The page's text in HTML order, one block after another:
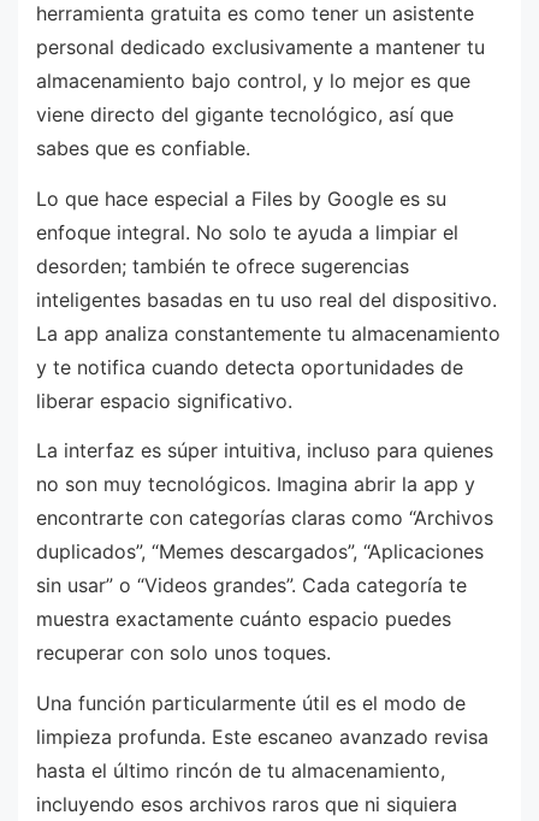
herramienta gratuita es como tener un asistente
personal dedicado exclusivamente a mantener tu
almacenamiento bajo control, y lo mejor es que
viene directo del gigante tecnológico, así que
sabes que es confiable.
Lo que hace especial a Files by Google es su
enfoque integral. No solo te ayuda a limpiar el
desorden; también te ofrece sugerencias
inteligentes basadas en tu uso real del dispositivo.
La app analiza constantemente tu almacenamiento
y te notifica cuando detecta oportunidades de
liberar espacio significativo.
La interfaz es súper intuitiva, incluso para quienes
no son muy tecnológicos. Imagina abrir la app y
encontrarte con categorías claras como “Archivos
duplicados”, “Memes descargados”, “Aplicaciones
sin usar” o “Videos grandes”. Cada categoría te
muestra exactamente cuánto espacio puedes
recuperar con solo unos toques.
Una función particularmente útil es el modo de
limpieza profunda. Este escaneo avanzado revisa
hasta el último rincón de tu almacenamiento,
incluyendo esos archivos raros que ni siquiera